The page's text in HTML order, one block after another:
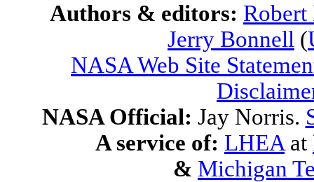
Authors & editors:
Jerry Bonnell (
NASA Web Site
NASA Official: Jay Norris.
A service of: LHEA at
& Michigan